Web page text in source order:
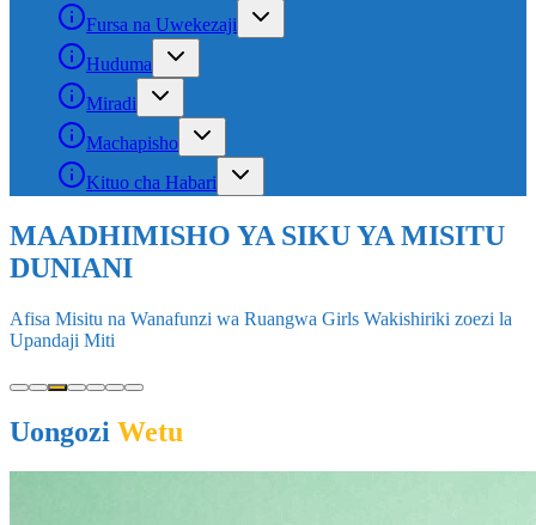
Fursa na Uwekezaji
Huduma
Miradi
Machapisho
Kituo cha Habari
MAADHIMISHO YA SIKU YA MISITU
DUNIANI
Afisa Misitu na Wanafunzi wa Ruangwa Girls Wakishiriki zoezi la
Upandaji Miti
Uongozi Wetu